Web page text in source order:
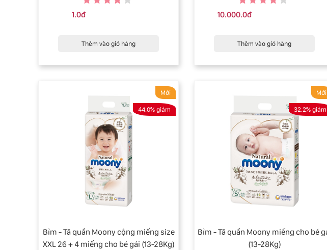
1.0đ
Thêm vào giỏ hàng
10.000.0đ
Thêm vào giỏ hàng
Mới
44.0% giảm
Bỉm - Tã quần Moony cộng miếng size
XXL 26 + 4 miếng cho bé gái (13-28Kg)
Mới
32.2% giảm
Bỉm - Tã quần Moony miếng cho bé gái
(13-28Kg)